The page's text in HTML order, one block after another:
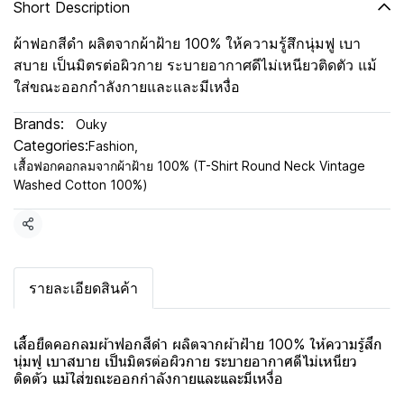
Short Description
ผ้าฟอกสีดำ ผลิตจากผ้าฝ้าย 100% ให้ความรู้สึกนุ่มฟู เบา
สบาย เป็นมิตรต่อผิวกาย ระบายอากาศดีไม่เหนียวติดตัว แม้
ใส่ขณะออกกำลังกายและและมีเหงื่อ
Brands: Ouky
Categories:Fashion
เสื้อฟอกคอกลมจากผ้าฝ้าย 100% (T-Shirt Round Neck Vintage
Washed Cotton 100%)
Share
รายละเอียดสินค้า
เสื้อยืดคอกลมผ้าฟอกสีดำ ผลิตจากผ้าฝ้าย 100% ให้ความรู้สึก
นุ่มฟู เบาสบาย เป็นมิตรต่อผิวกาย ระบายอากาศดีไม่เหนียว
ติดตัว แม้ใส่ขณะออกกำลังกายและและมีเหงื่อ